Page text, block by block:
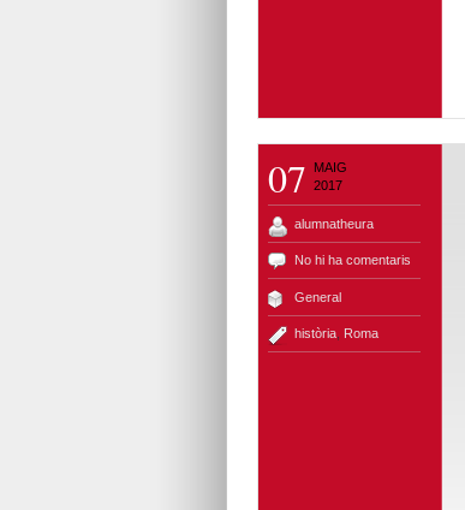
07
MAIG
2017
alumnatheura
No hi ha comentaris
General
història, Roma